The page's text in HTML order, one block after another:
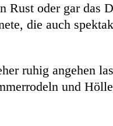
Rust oder gar das
die auch
ruhig angehen
und